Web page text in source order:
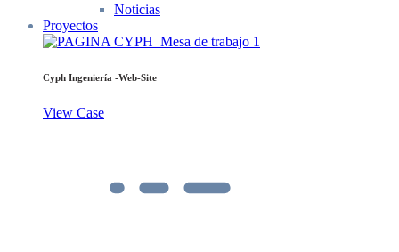
Noticias
Proyectos
Cyph Ingeniería -Web-Site
View Case